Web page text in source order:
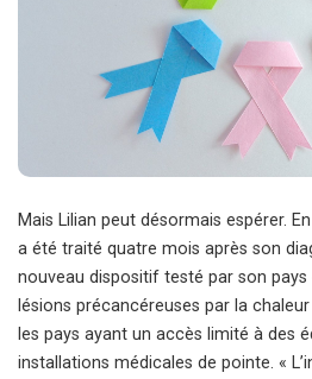
Mais Lilian peut désormais espérer.
a été traité quatre mois après son
nouveau dispositif testé par son pays
lésions précancéreuses par la
les pays ayant un accès limité à des
installations médicales de pointe. «